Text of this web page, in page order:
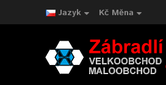
Jazyk Kč Měna